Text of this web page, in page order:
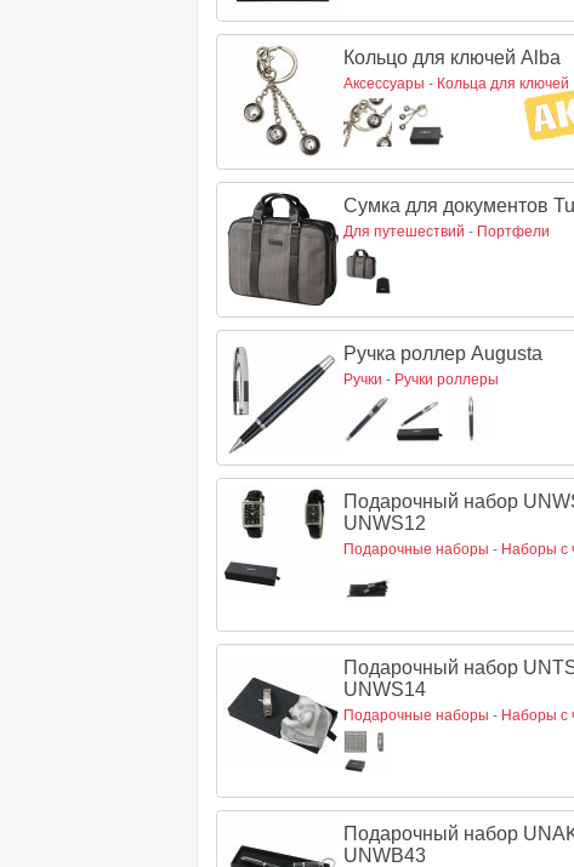
Кольцо для ключей Alba
Аксессуары - Кольца для ключей
Сумка для документов
Для путешествий - Портфели
Ручка роллер Augusta
Ручки - Ручки роллеры
Подарочный набор
UNWS12
Подарочные наборы - Наборы с
Подарочный набор
UNWS14
Подарочные наборы - Наборы с
Подарочный набор
UNWB43